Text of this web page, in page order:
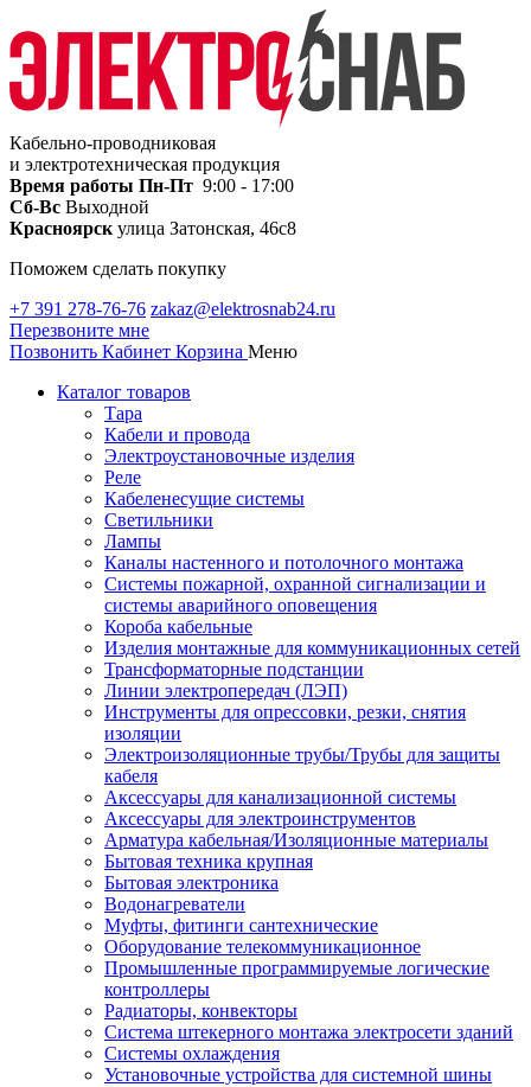
Кабельно-проводниковая
и электротехническая продукция
Время работы Пн-Пт 9:00 - 17:00
Сб-Вс Выходной
Красноярск улица Затонская, 46с8
Поможем сделать покупку
+7 391 278-76-76 zakaz@elektrosnab24.ru
Перезвоните мне
Позвонить Кабинет Корзина Меню
Каталог товаров
Тара
Кабели и провода
Электроустановочные изделия
Реле
Кабеленесущие системы
Светильники
Лампы
Каналы настенного и потолочного монтажа
Системы пожарной, охранной сигнализации и
системы аварийного оповещения
Короба кабельные
Изделия монтажные для коммуникационных сетей
Трансформаторные подстанции
Линии электропередач (ЛЭП)
Инструменты для опрессовки, резки, снятия
изоляции
Электроизоляционные трубы/Трубы для защиты
кабеля
Аксессуары для канализационной системы
Аксессуары для электроинструментов
Арматура кабельная/Изоляционные материалы
Бытовая техника крупная
Бытовая электроника
Водонагреватели
Муфты, фитинги сантехнические
Оборудование телекоммуникационное
Промышленные программируемые логические
контроллеры
Радиаторы, конвекторы
Система штекерного монтажа электросети зданий
Системы охлаждения
Установочные устройства для системной шины